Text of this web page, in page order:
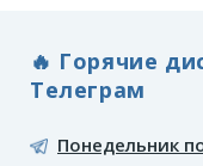
🔥 Горячие
Телеграм
Понедельник